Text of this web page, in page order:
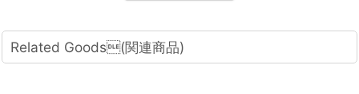
Related Goods(関連商品)